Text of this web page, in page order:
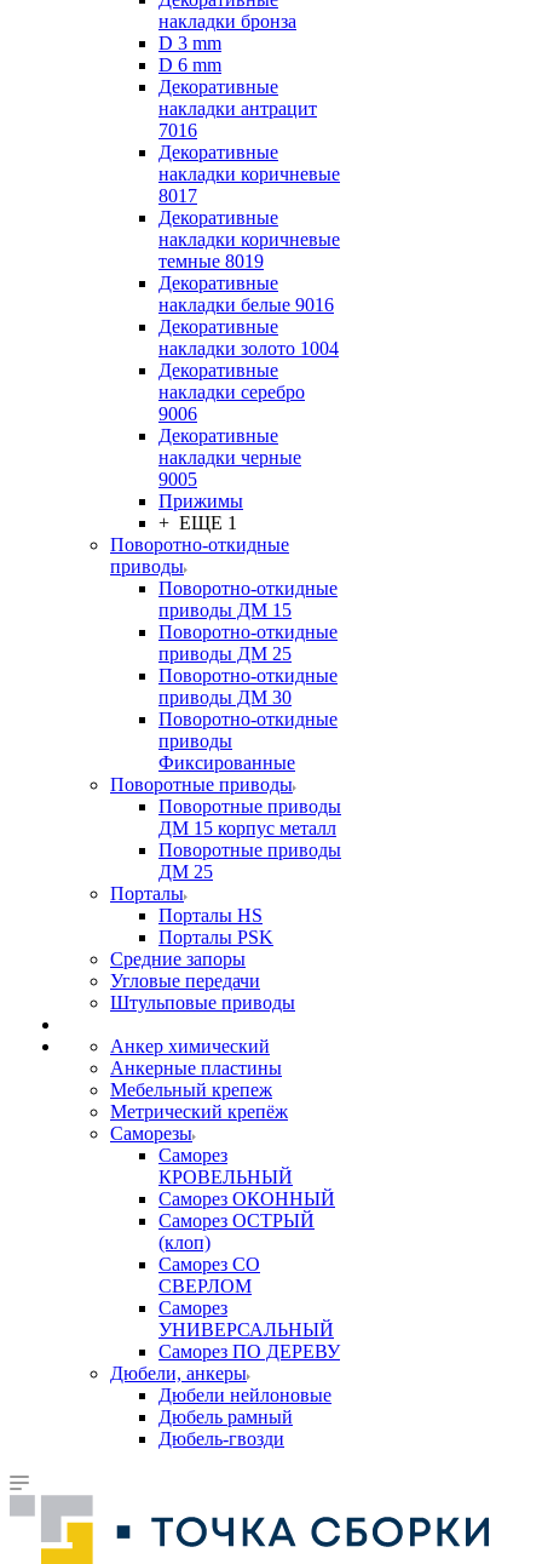
накладки бронза
D 3 mm
D 6 mm
Декоративные
накладки антрацит
7016
Декоративные
накладки коричневые
8017
Декоративные
накладки коричневые
темные 8019
Декоративные
накладки белые 9016
Декоративные
накладки золото 1004
Декоративные
накладки серебро
9006
Декоративные
накладки черные
9005
Прижимы
+ ЕЩЕ 1
Поворотно-откидные
приводы
Поворотно-откидные
приводы ДМ 15
Поворотно-откидные
приводы ДМ 25
Поворотно-откидные
приводы ДМ 30
Поворотно-откидные
приводы
Фиксированные
Поворотные приводы
Поворотные приводы
ДМ 15 корпус металл
Поворотные приводы
ДМ 25
Порталы
Порталы HS
Порталы PSK
Средние запоры
Угловые передачи
Штульповые приводы
Анкер химический
Анкерные пластины
Мебельный крепеж
Метрический крепёж
Саморезы
Саморез
КРОВЕЛЬНЫЙ
Саморез ОКОННЫЙ
Саморез ОСТРЫЙ
(клоп)
Саморез СО
СВЕРЛОМ
Саморез
УНИВЕРСАЛЬНЫЙ
Саморез ПО ДЕРЕВУ
Дюбели, анкеры
Дюбели нейлоновые
Дюбель рамный
Дюбель-гвозди